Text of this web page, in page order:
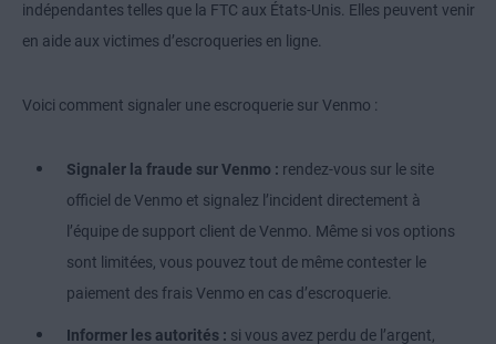
indépendantes telles que la FTC aux États-Unis. Elles peuvent venir
en aide aux victimes d’escroqueries en ligne.
Voici comment signaler une escroquerie sur Venmo :
Signaler la fraude sur Venmo : rendez-vous sur le site
officiel de Venmo et signalez l’incident directement à
l’équipe de support client de Venmo. Même si vos options
sont limitées, vous pouvez tout de même contester le
paiement des frais Venmo en cas d’escroquerie.
Informer les autorités : si vous avez perdu de l’argent,